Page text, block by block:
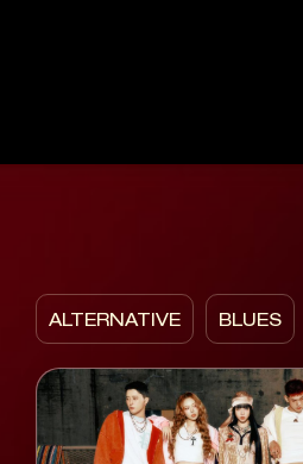
ALTERNATIVE BLUES